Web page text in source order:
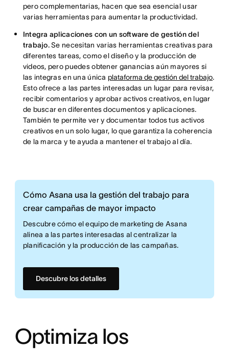
pero complementarias, hacen que sea esencial usar
varias herramientas para aumentar la productividad.
Integra aplicaciones con un software de gestión del
trabajo.Se necesitan varias herramientas creativas para
diferentes tareas, como el diseño y la producción de
videos, pero puedes obtener ganancias aún mayores si
las integras en una única plataforma de gestión del trabajo.
Esto ofrece a las partes interesadas un lugar para revisar,
recibir comentarios y aprobar activos creativos, en lugar
de buscar en diferentes documentos y aplicaciones.
También te permite ver y documentar todos tus activos
creativos en un solo lugar, lo que garantiza la coherencia
de la marca y te ayuda a mantener el trabajo al día.
Cómo Asana usa la gestión del trabajo para
crear campañas de mayor impacto
Descubre cómo el equipo de marketing de Asana
alinea a las partes interesadas al centralizar la
planificación y la producción de las campañas.
Descubre los detalles
Optimiza los